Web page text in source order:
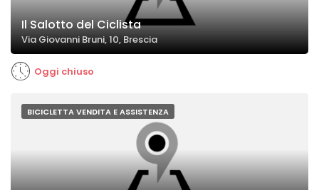
Il Salotto del Ciclista
Via Giovanni Bruni, 10, Brescia
Oggi chiuso
BICICLETTA VENDITA E ASSISTENZA